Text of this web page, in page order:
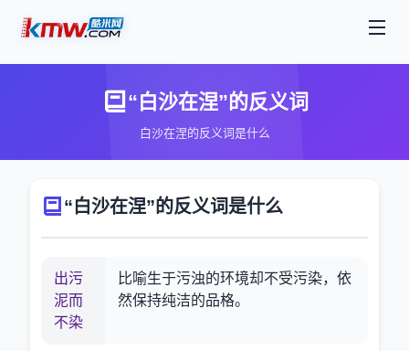
“白沙在涅”的反义词
白沙在涅的反义词是什么
“白沙在涅”的反义词是什么
出污
泥而
不染
比喻生于污浊的环境却不受污染，依
然保持纯洁的品格。